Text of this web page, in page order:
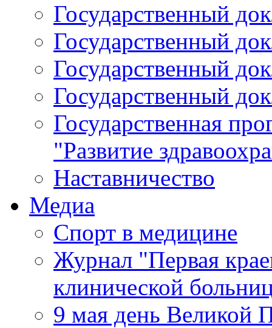
Государственный
Государственный
Государственный
Государственный
Государственная
"Развитие
Наставничество
Медиа
Спорт в медицине
Журнал "Первая
клинической
9 мая день Великой